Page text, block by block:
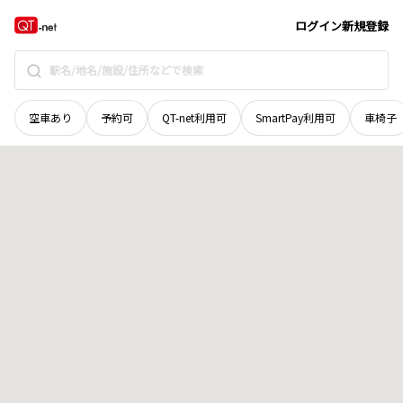
ログイン新規登録
空車あり 予約可 QT-net利用可 SmartPay利用可 車椅子
京都府